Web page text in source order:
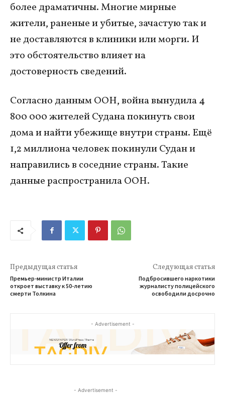
более драматичны. Многие мирные
жители, раненые и убитые, зачастую так и
не доставляются в клиники или морги. И
это обстоятельство влияет на
достоверность сведений.
Согласно данным ООН, война вынудила 4
800 000 жителей Судана покинуть свои
дома и найти убежище внутри страны. Ещё
1,2 миллиона человек покинули Судан и
направились в соседние страны. Такие
данные распространила ООН.
Предыдущая статья
Премьер-министр Италии
откроет выставку к 50-летию
смерти Толкина
Следующая статья
Подбросившего наркотики
журналисту полицейского
освободили досрочно
- Advertisement -
- Advertisement -